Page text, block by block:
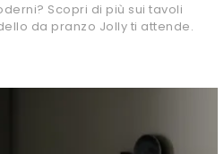
Scopri di più sui tavoli
da pranzo Jolly ti attende.